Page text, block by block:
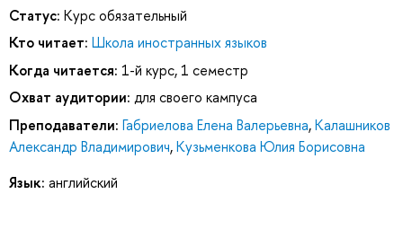
Статус: Курс обязательный
Кто читает: Школа иностранных языков
Когда читается: 1-й курс, 1 семестр
Охват аудитории: для своего кампуса
Преподаватели: Габриелова Елена Валерьевна,Калашников
Александр Владимирович,Кузьменкова Юлия Борисовна
Язык: английский